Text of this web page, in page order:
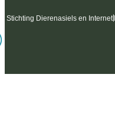
Stichting Dierenasiels en Internet